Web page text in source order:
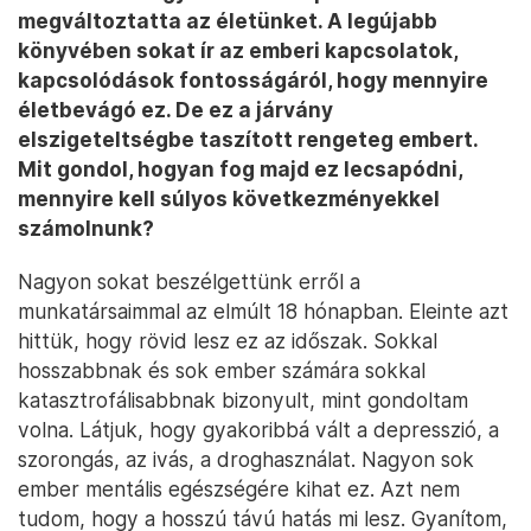
megváltoztatta az életünket. A legújabb
könyvében sokat ír az emberi kapcsolatok,
kapcsolódások fontosságáról, hogy mennyire
életbevágó ez. De ez a járvány
elszigeteltségbe taszított rengeteg embert.
Mit gondol, hogyan fog majd ez lecsapódni,
mennyire kell súlyos következményekkel
számolnunk?
Nagyon sokat beszélgettünk erről a
munkatársaimmal az elmúlt 18 hónapban. Eleinte azt
hittük, hogy rövid lesz ez az időszak. Sokkal
hosszabbnak és sok ember számára sokkal
katasztrofálisabbnak bizonyult, mint gondoltam
volna. Látjuk, hogy gyakoribbá vált a depresszió, a
szorongás, az ivás, a droghasználat. Nagyon sok
ember mentális egészségére kihat ez. Azt nem
tudom, hogy a hosszú távú hatás mi lesz. Gyanítom,